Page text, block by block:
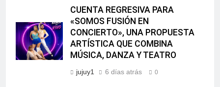
CUENTA REGRESIVA PARA
«SOMOS FUSIÓN EN
CONCIERTO», UNA PROPUESTA
ARTÍSTICA QUE COMBINA
MÚSICA, DANZA Y TEATRO
jujuy1 6 días atrás 0